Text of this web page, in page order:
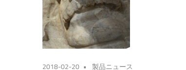
2018-02-20 製品ニュース